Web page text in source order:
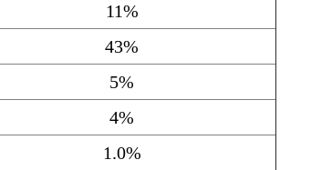
11%
43%
5%
4%
1.0%